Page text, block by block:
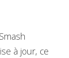
à jour, ce